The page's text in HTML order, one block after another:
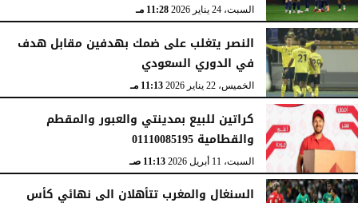
السبت، 24 يناير 2026 11:28 مـ
النصر يتغلب على ضمك بهدفين مقابل هدف
في الدوري السعودي
الخميس، 22 يناير 2026 11:13 مـ
كراتين للبيع بمدينتي والعبور والمقطم
والقطامية 01110085195
السبت، 11 أبريل 2026 11:13 صـ
السنغال والمغرب تتأهلان الى نهائي كأس